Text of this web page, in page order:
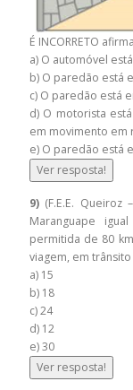
É INCORRETO
a) O automóvel
b) O paredão está
c) O paredão está
d) O motorista
em movimento em
e) O paredão está
Ver resposta!
9) (F.E.E.
Maranguape
permitida de 80
viagem, em
a) 15
b) 18
c) 24
d) 12
e) 30
Ver resposta!